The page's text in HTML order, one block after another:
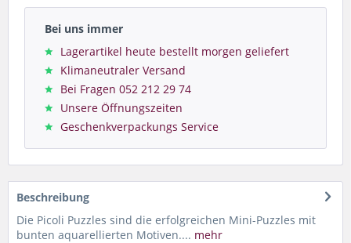
Bei uns immer
Lagerartikel heute bestellt morgen geliefert
Klimaneutraler Versand
Bei Fragen 052 212 29 74
Unsere Öffnungszeiten
Geschenkverpackungs Service
Beschreibung
Die Picoli Puzzles sind die erfolgreichen Mini-Puzzles mit
bunten aquarellierten Motiven.... mehr